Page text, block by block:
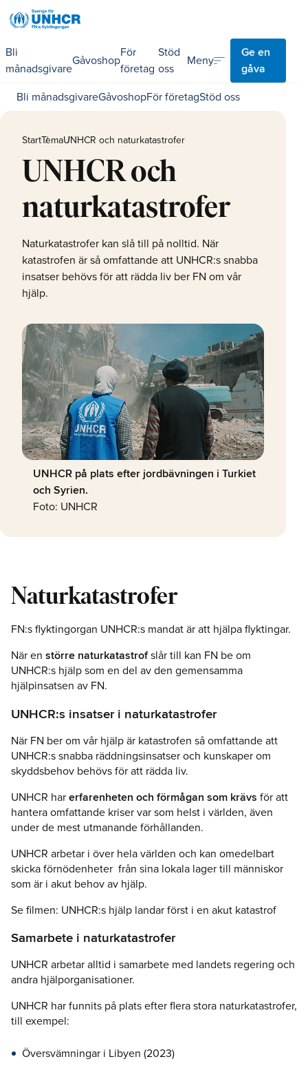
Bli
månadsgivare
Gåvoshop
För
företag
Stöd
oss
Menysort
Ge en
gåva
Bli månadsgivareGåvoshopFör företagStöd oss
StartTemaUNHCR och naturkatastrofer
UNHCR och
naturkatastrofer
Naturkatastrofer kan slå till på nolltid. När
katastrofen är så omfattande att UNHCR:s snabba
insatser behövs för att rädda liv ber FN om vår
hjälp.
UNHCR på plats efter jordbävningen i Turkiet
och Syrien.
Foto: UNHCR
Naturkatastrofer
FN:s flyktingorgan UNHCR:s mandat är att hjälpa flyktingar.
När en större naturkatastrofslår till kan FN be om
UNHCR:s hjälp som en del av den gemensamma
hjälpinsatsen av FN.
UNHCR:s insatser i naturkatastrofer
När FN ber om vår hjälp är katastrofen så omfattande att
UNHCR:s snabba räddningsinsatser och kunskaper om
skyddsbehov behövs för att rädda liv.
UNHCR har erfarenheten och förmågan som krävs för att
hantera omfattande kriser var som helst i världen, även
under de mest utmanande förhållanden.
UNHCR arbetar i över hela världen och kan omedelbart
skicka förnödenheter från sina lokala lager till människor
som är i akut behov av hjälp.
Se filmen: UNHCR:s hjälp landar först i en akut katastrof
Samarbete i naturkatastrofer
UNHCR arbetar alltid i samarbete med landets regering och
andra hjälporganisationer.
UNHCR har funnits på plats efter flera stora naturkatastrofer,
till exempel:
Översvämningar i Libyen (2023)